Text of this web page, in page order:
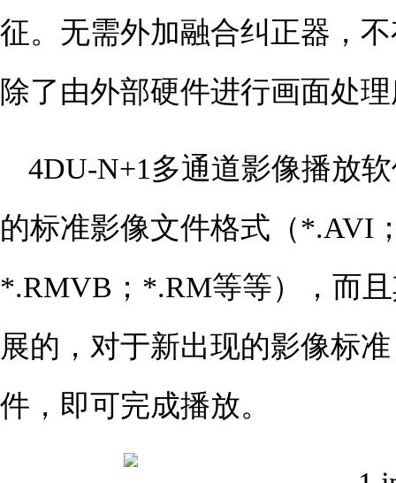
征。无需外加融合纠正器，
除了由外部硬件进行画面处
4DU-N+1多通道影像播放
的标准影像文件格式（*.AVI
*.RMVB；*.RM等等），而
展的，对于新出现的影像标
件，即可完成播放。